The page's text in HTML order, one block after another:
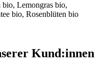
Lemongras bio,
bio, Rosenblüten bio
Kund:innen